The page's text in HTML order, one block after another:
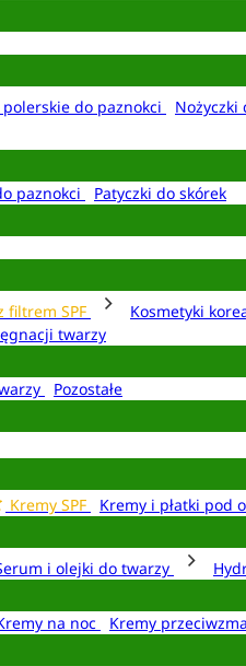
polerskie do paznokci Nożyczki
paznokci
Patyczki do skórek
filtrem SPF Kosmetyki
twarzy
Pozostałe
Kremy SPF Kremy i płatki pod
i olejki do twarzy
na noc Kremy